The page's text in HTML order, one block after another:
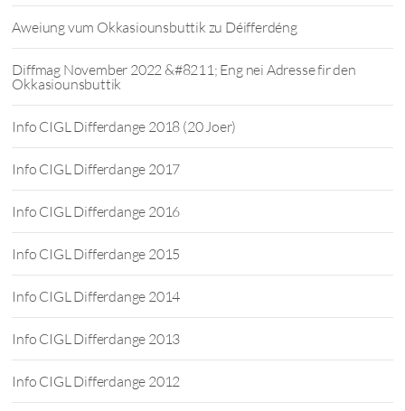
Aweiung vum Okkasiounsbuttik zu Déifferdéng
Diffmag November 2022 &#8211; Eng nei Adresse fir den
Okkasiounsbuttik
Info CIGL Differdange 2018 (20 Joer)
Info CIGL Differdange 2017
Info CIGL Differdange 2016
Info CIGL Differdange 2015
Info CIGL Differdange 2014
Info CIGL Differdange 2013
Info CIGL Differdange 2012